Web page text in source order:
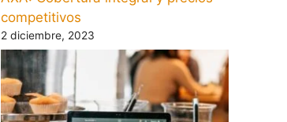
competitivos
2 diciembre, 2023